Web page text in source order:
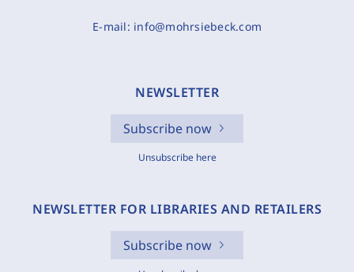
E-mail: info@mohrsiebeck.com
NEWSLETTER
Subscribe now
Unsubscribe here
NEWSLETTER FOR LIBRARIES AND RETAILERS
Subscribe now